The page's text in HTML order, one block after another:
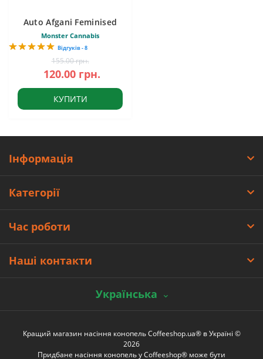
Auto Afgani Feminised
Monster Cannabis
Відгуків - 8
155.00 грн.
120.00 грн.
КУПИТИ
Інформація
Категорії
Час роботи
Наші контакти
Українська
Кращий магазин насіння конопель Coffeeshop.ua® в Україні ©
2026
Придбане насіння конопель у Coffeeshop® може бути